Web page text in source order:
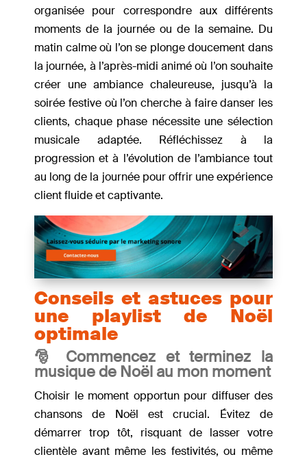
organisée pour correspondre aux différents
moments de la journée ou de la semaine. Du
matin calme où l’on se plonge doucement dans
la journée, à l’après-midi animé où l’on souhaite
créer une ambiance chaleureuse, jusqu’à la
soirée festive où l’on cherche à faire danser les
clients, chaque phase nécessite une sélection
musicale adaptée. Réfléchissez à la
progression et à l’évolution de l’ambiance tout
au long de la journée pour offrir une expérience
client fluide et captivante.
Conseils et astuces pour
une playlist de Noël
optimale
🎅 Commencez et terminez la
musique de Noël au mon moment
Choisir le moment opportun pour diffuser des
chansons de Noël est crucial. Évitez de
démarrer trop tôt, risquant de lasser votre
clientèle avant même les festivités, ou même